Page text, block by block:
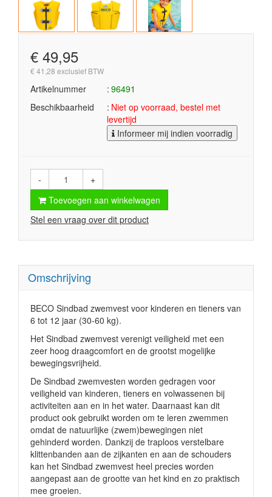
€ 49,95
€ 41,28 exclusief BTW
Artikelnummer
96491
Beschikbaarheid
Niet op voorraad, bestel met
levertijd
Informeer mij indien voorradig
-
+
Toevoegen aan winkelwagen
Stel een vraag over dit product
Omschrijving
BECO Sindbad zwemvest voor kinderen en tieners van
6 tot 12 jaar (30-60 kg).
Het Sindbad zwemvest verenigt veiligheid met een
zeer hoog draagcomfort en de grootst mogelijke
bewegingsvrijheid.
De Sindbad zwemvesten worden gedragen voor
veiligheid van kinderen, tieners en volwassenen bij
activiteiten aan en in het water. Daarnaast kan dit
product ook gebruikt worden om te leren zwemmen
omdat de natuurlijke (zwem)bewegingen niet
gehinderd worden. Dankzij de traploos verstelbare
klittenbanden aan de zijkanten en aan de schouders
kan het Sindbad zwemvest heel precies worden
aangepast aan de grootte van het kind en zo praktisch
mee groeien.